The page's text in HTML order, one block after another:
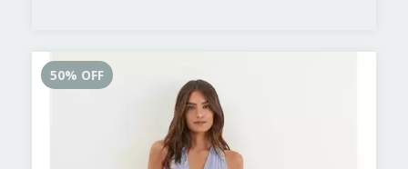
50% OFF